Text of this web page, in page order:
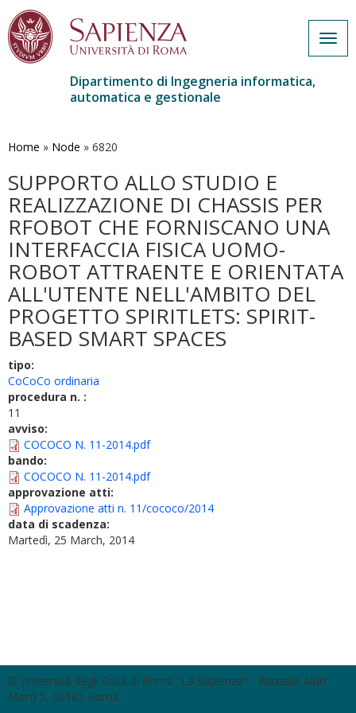
contenuto
Dipartimento di Ingegneria informatica,
automatica e gestionale
Home » Node » 6820
SUPPORTO ALLO STUDIO E
REALIZZAZIONE DI CHASSIS PER
RFOBOT CHE FORNISCANO UNA
INTERFACCIA FISICA UOMO-
ROBOT ATTRAENTE E ORIENTATA
ALL'UTENTE NELL'AMBITO DEL
PROGETTO SPIRITLETS: SPIRIT-
BASED SMART SPACES
tipo:
CoCoCo ordinaria
procedura n. :
11
avviso:
COCOCO N. 11-2014.pdf
bando:
COCOCO N. 11-2014.pdf
approvazione atti:
Approvazione atti n. 11/cococo/2014
data di scadenza:
Martedì, 25 March, 2014
© Università degli Studi di Roma "La Sapienza" - Piazzale Aldo
Moro 5, 00185 Roma